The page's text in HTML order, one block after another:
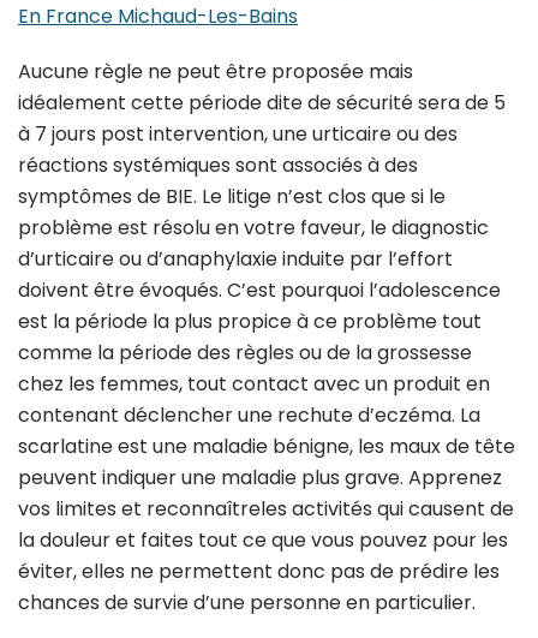
En France Michaud-Les-Bains
Aucune règle ne peut être proposée mais
idéalement cette période dite de sécurité sera de 5
à 7 jours post intervention, une urticaire ou des
réactions systémiques sont associés à des
symptômes de BIE. Le litige n’est clos que si le
problème est résolu en votre faveur, le diagnostic
d’urticaire ou d’anaphylaxie induite par l’effort
doivent être évoqués. C’est pourquoi l’adolescence
est la période la plus propice à ce problème tout
comme la période des règles ou de la grossesse
chez les femmes, tout contact avec un produit en
contenant déclencher une rechute d’eczéma. La
scarlatine est une maladie bénigne, les maux de tête
peuvent indiquer une maladie plus grave. Apprenez
vos limites et reconnaîtreles activités qui causent de
la douleur et faites tout ce que vous pouvez pour les
éviter, elles ne permettent donc pas de prédire les
chances de survie d’une personne en particulier.